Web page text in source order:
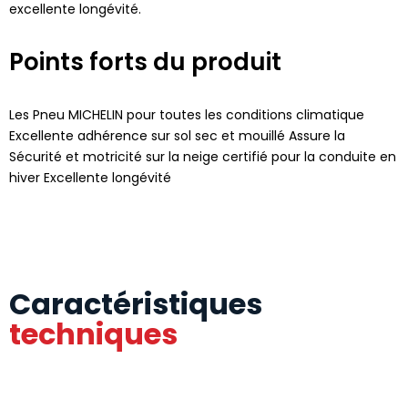
excellente longévité.
Points forts du produit
Les Pneu MICHELIN pour toutes les conditions climatique
Excellente adhérence sur sol sec et mouillé Assure la
Sécurité et motricité sur la neige certifié pour la conduite en
hiver Excellente longévité
Caractéristiques
techniques